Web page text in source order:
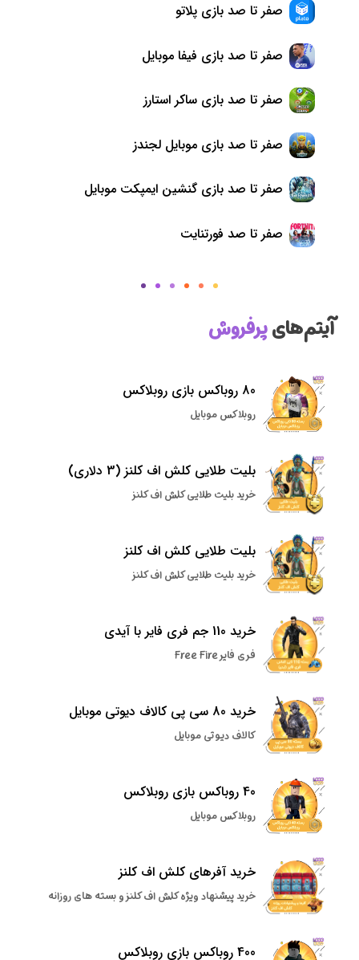
صفر تا صد بازی پلاتو
صفر تا صد بازی فیفا موبایل
صفر تا صد بازی ساکر استارز
صفر تا صد بازی موبایل لجندز
صفر تا صد بازی گنشین ایمپکت موبایل
صفر تا صد فورتنایت
آیتم‌هایپرفروش
80 روباکس بازی روبلاکس
روبلاکس موبایل
بلیت طلایی کلش اف کلنز (3 دلاری)
خرید بلیت طلایی کلش اف کلنز
بلیت طلایی کلش اف کلنز
خرید بلیت طلایی کلش اف کلنز
خرید 110 جم فری فایر با آیدی
فری فایر Free Fire
خرید 80 سی پی کالاف دیوتی موبایل
کالاف دیوتی موبایل
40 روباکس بازی روبلاکس
روبلاکس موبایل
خرید آفرهای کلش اف کلنز
خرید پیشنهاد ویژه کلش اف کلنز و بسته های روزانه
400 روباکس بازی روبلاکس